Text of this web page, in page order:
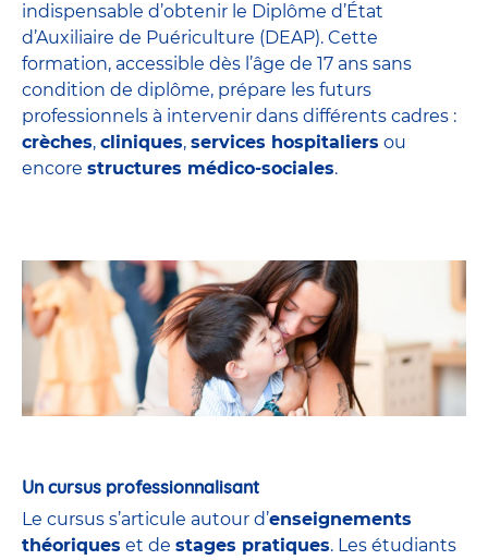
indispensable d’obtenir le Diplôme d’État
d’Auxiliaire de Puériculture (DEAP). Cette
formation, accessible dès l’âge de 17 ans sans
condition de diplôme, prépare les futurs
professionnels à intervenir dans différents cadres :
crèches, cliniques, services hospitaliers ou
encore structures médico-sociales.
Un cursus professionnalisant
Le cursus s’articule autour d’enseignements
théoriques et de stages pratiques. Les étudiants